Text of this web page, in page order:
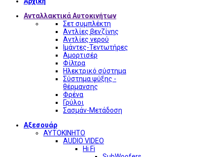
Ανταλλακτικά Αυτοκινήτων
Σετ συμπλέκτη
Αντλίες βενζίνης
Αντλίες νερού
Ιμάντες-Τεντωτήρες
Αμορτισέρ
Φίλτρα
Ηλεκτρικό σύστημα
Σύστημα ψύξης -
θέρμανσης
Φρένα
Γρύλοι
Σασμάν-Μετάδοση
Αξεσουάρ
ΑΥΤΟΚΙΝΗΤΟ
AUDIO VIDEO
Hi Fi